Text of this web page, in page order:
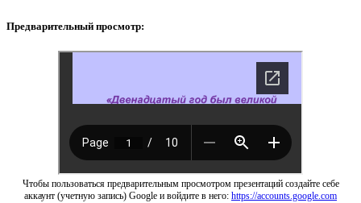
Предварительный просмотр:
Чтобы пользоваться предварительным просмотром презентаций создайте себе
аккаунт (учетную запись) Google и войдите в него: https://accounts.google.com